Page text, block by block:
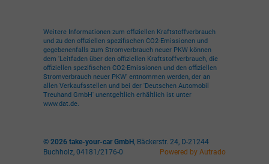
Weitere Informationen zum offiziellen Kraftstoffverbrauch
und zu den offiziellen spezifischen CO2-Emissionen und
gegebenenfalls zum Stromverbrauch neuer PKW können
dem 'Leitfaden über den offiziellen Kraftstoffverbrauch, die
offiziellen spezifischen CO2-Emissionen und den offiziellen
Stromverbrauch neuer PKW' entnommen werden, der an
allen Verkaufsstellen und bei der 'Deutschen Automobil
Treuhand GmbH' unentgeltlich erhältlich ist unter
www.dat.de.
© 2026 take-your-car GmbH , Bäckerstr. 24, D-21244
Buchholz, 04181/2176-0 Powered by Autrado